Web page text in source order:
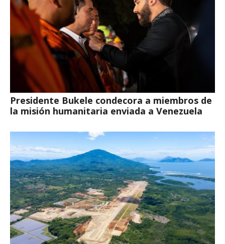
Presidente Bukele condecora a miembros de
la misión humanitaria enviada a Venezuela